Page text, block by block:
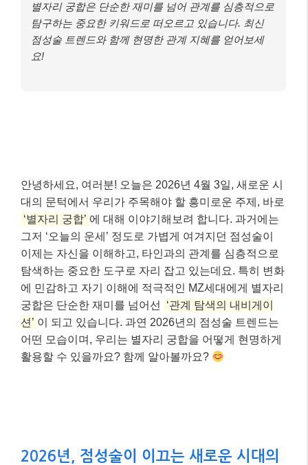
별자리 궁합은 단순한 재미를 넘어 관계를 심층적으로
탐구하는 중요한 키워드로 떠오르고 있습니다. 최신
점성술 트렌드와 함께 현명한 관계 지혜를 얻어보세
요!
안녕하세요, 여러분! 오늘은 2026년 4월 3일, 새로운 시
대의 문턱에서 우리가 주목해야 할 흥미로운 주제, 바로
‘별자리 궁합’ 에 대해 이야기해보려 합니다. 과거에는
그저 ‘오늘의 운세’ 정도로 가볍게 여겨지던 점성술이
이제는 자신을 이해하고, 타인과의 관계를 심층적으로
탐색하는 중요한 도구로 자리 잡고 있는데요. 특히 변화
에 민감하고 자기 이해에 적극적인 MZ세대에게 별자리
궁합은 단순한 재미를 넘어선
‘관계 탐색의 내비게이
션’ 이 되고 있습니다. 과연 2026년의 점성술 트렌드는
어떤 모습이며, 우리는 별자리 궁합을 어떻게 현명하게
활용할 수 있을까요? 함께 알아볼까요?
2026년, 점성술이 이끄는 새로운 시대의